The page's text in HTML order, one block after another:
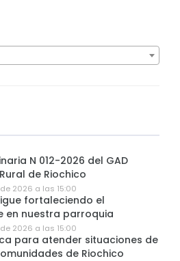
N 012-2026 del GAD
de Riochico
2026 a las 15:00
fortaleciendo el
en nuestra parroquia
2026 a las 15:00
para atender situaciones de
de Riochico